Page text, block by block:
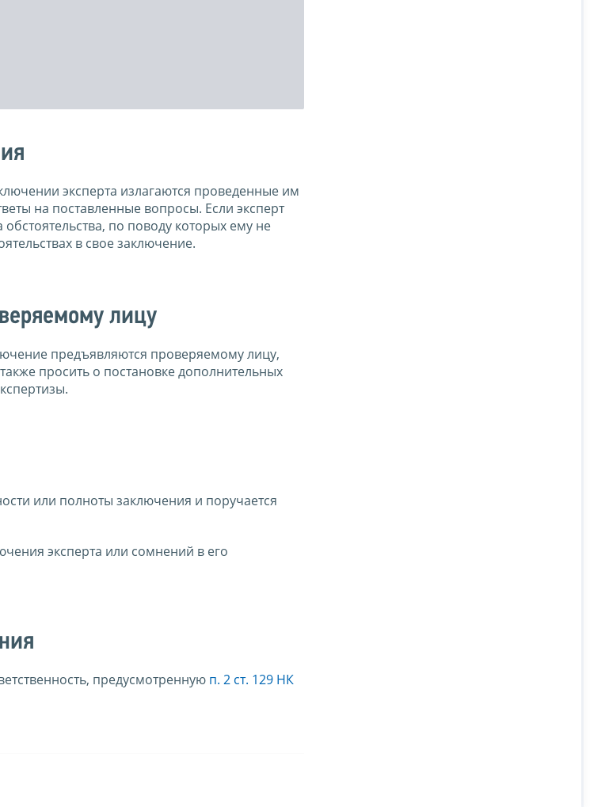
эксперта излагаются проведенные им
на поставленные вопросы. Если эксперт
по поводу которых ему не
в свое заключение.
лицу
предъявляются проверяемому лицу,
просить о постановке дополнительных
или полноты заключения и поручается
эксперта или сомнений в его
предусмотренную п. 2 ст. 129 НК